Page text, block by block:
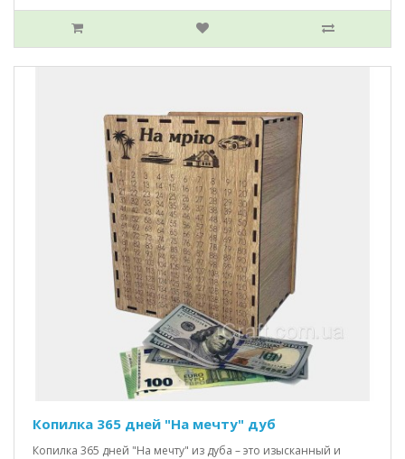
Копилка 365 дней "На мечту" дуб
Копилка 365 дней "На мечту" из дуба – это изысканный и